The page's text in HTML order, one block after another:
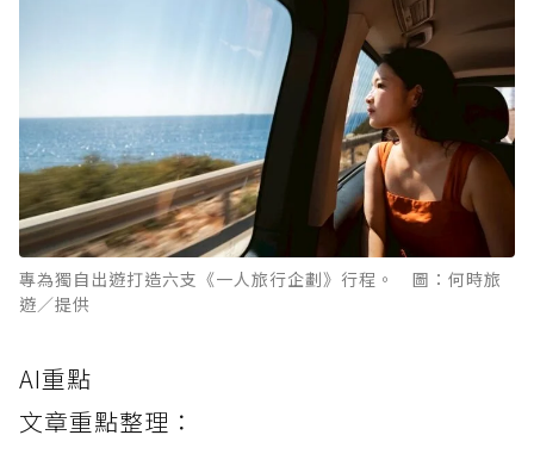
專為獨自出遊打造六支《一人旅行企劃》行程。 圖：何時旅
遊／提供
AI重點
文章重點整理：